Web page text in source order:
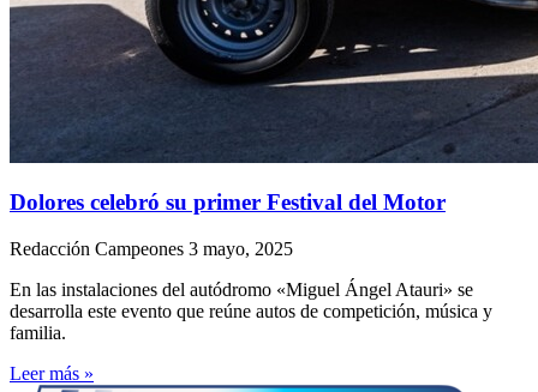
Dolores celebró su primer Festival del Motor
Redacción Campeones 3 mayo, 2025
En las instalaciones del autódromo «Miguel Ángel Atauri» se
desarrolla este evento que reúne autos de competición, música y
familia.
Leer más »